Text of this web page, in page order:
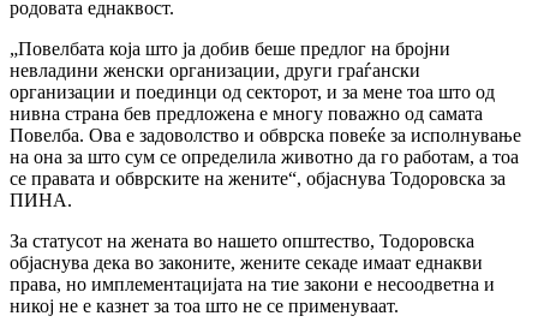
родовата еднаквост.
„Повелбата која што ја добив беше предлог на бројни
невладини женски организации, други граѓански
организации и поединци од секторот, и за мене тоа што од
нивна страна бев предложена е многу поважно од самата
Повелба. Ова е задоволство и обврска повеќе за исполнување
на она за што сум се определила животно да го работам, а тоа
се правата и обврските на жените“, објаснува Тодоровска за
ПИНА.
За статусот на жената во нашето општество, Тодоровска
објаснува дека во законите, жените секаде имаат еднакви
права, но имплементацијата на тие закони е несоодветна и
никој не е казнет за тоа што не се применуваат.